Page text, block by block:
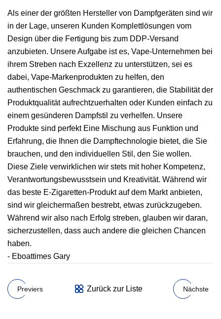
Als einer der größten Hersteller von Dampfgeräten sind wir
in der Lage, unseren Kunden Komplettlösungen vom
Design über die Fertigung bis zum DDP-Versand
anzubieten. Unsere Aufgabe ist es, Vape-Unternehmen bei
ihrem Streben nach Exzellenz zu unterstützen, sei es
dabei, Vape-Markenprodukten zu helfen, den
authentischen Geschmack zu garantieren, die Stabilität der
Produktqualität aufrechtzuerhalten oder Kunden einfach zu
einem gesünderen Dampfstil zu verhelfen. Unsere
Produkte sind perfekt Eine Mischung aus Funktion und
Erfahrung, die Ihnen die Dampftechnologie bietet, die Sie
brauchen, und den individuellen Stil, den Sie wollen.
Diese Ziele verwirklichen wir stets mit hoher Kompetenz,
Verantwortungsbewusstsein und Kreativität. Während wir
das beste E-Zigaretten-Produkt auf dem Markt anbieten,
sind wir gleichermaßen bestrebt, etwas zurückzugeben.
Während wir also nach Erfolg streben, glauben wir daran,
sicherzustellen, dass auch andere die gleichen Chancen
haben.
- Eboattimes Gary
Previers Zurück zur Liste Nächste